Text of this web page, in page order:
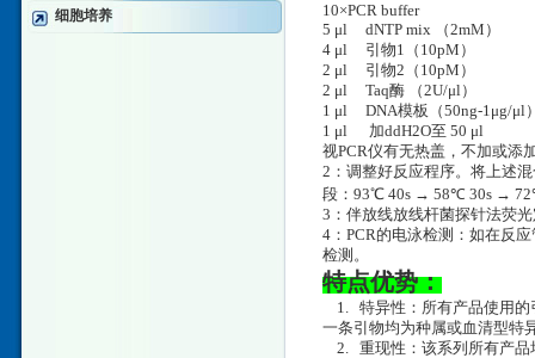
细胞培养
10×PCR buffer
5 μl dNTP mix （2mM
4 μl 引物1（10pM）
2 μl 引物2（10pM）
2 μl Taq酶 （2U/μl）
1 μl DNA模板（50ng-1μg/μl
1 μl 加ddH2O至 50 μl
视PCR仪有无热盖，不加或添
2：调整好反应程序。将上述
段：93℃ 40s → 58℃ 30s →
3：伴放线放线杆菌探针法荧
4：PCR的电泳检测：如在反
检测。
特点优势：
1. 特异性：所有产品使用的
一条引物均为种属或血清型特
2. 重现性：该系列所有产品